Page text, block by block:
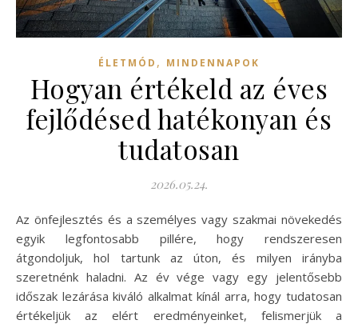
ÉLETMÓD , MINDENNAPOK
Hogyan értékeld az éves
fejlődésed hatékonyan és
tudatosan
2026.05.24.
Az önfejlesztés és a személyes vagy szakmai növekedés
egyik legfontosabb pillére, hogy rendszeresen
átgondoljuk, hol tartunk az úton, és milyen irányba
szeretnénk haladni. Az év vége vagy egy jelentősebb
időszak lezárása kiváló alkalmat kínál arra, hogy tudatosan
értékeljük az elért eredményeinket, felismerjük a